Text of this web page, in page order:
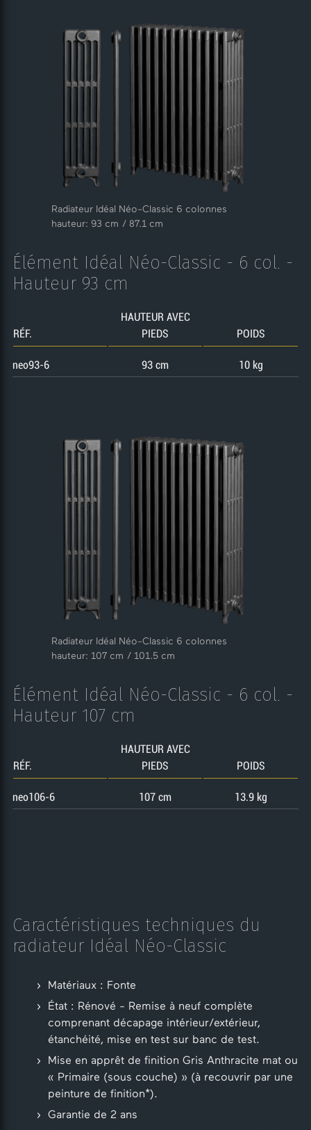
Radiateur Idéal Néo-Classic 6 colonnes
hauteur: 93 cm / 87.1 cm
Élément Idéal Néo-Classic - 6 col. -
Hauteur 93 cm
RÉF.
HAUTEUR AVEC
PIEDS
POIDS
neo93-6 93 cm 10 kg
Radiateur Idéal Néo-Classic 6 colonnes
hauteur: 107 cm / 101.5 cm
Élément Idéal Néo-Classic - 6 col. -
Hauteur 107 cm
RÉF.
HAUTEUR AVEC
PIEDS
POIDS
neo106-6 107 cm 13.9 kg
Caractéristiques techniques du
radiateur Idéal Néo-Classic
Matériaux : Fonte
État : Rénové - Remise à neuf complète
comprenant décapage intérieur/extérieur,
étanchéité, mise en test sur banc de test.
Mise en apprêt de finition Gris Anthracite mat ou
« Primaire (sous couche) » (à recouvrir par une
peinture de finition*).
Garantie de 2 ans